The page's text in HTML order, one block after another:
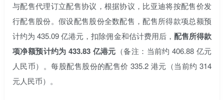
与配售代理订立配售协议，根据协议，比亚迪将按配售价发
行配售股份。假设配售股份全数配售，配售所得款项总额预
计约为 435.09 亿港元，扣除佣金和估计费用后， 配售所得款
项净额预计约为 433.83 亿港元 （备注：当前约 406.88 亿元
人民币）。每股配售股份的配售价 335.2 港元（当前约 314
元人民币）。